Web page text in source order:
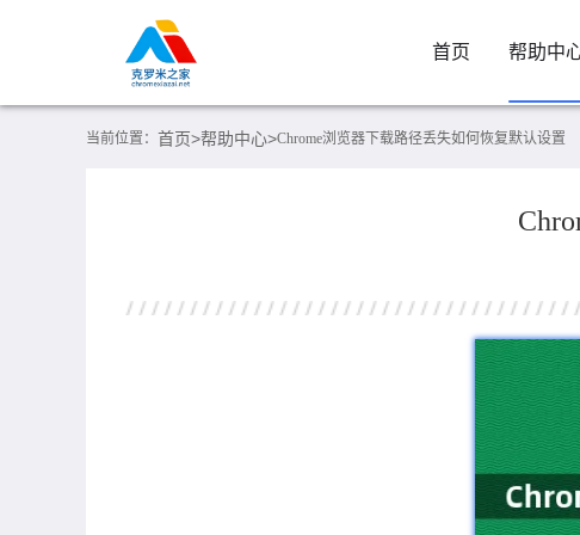
首页 帮助中
当前位置： 首页>帮助中心>Chrome浏览器下载路径丢失如何恢复默认设置